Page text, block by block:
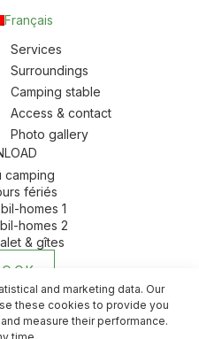
and marketing data. Our
these cookies to provide you
measure their performance.
Français
Services
Surroundings
Camping stable
Access & contact
Photo gallery
camping
fériés
homes 1
homes 2
& gîtes
Maisons dans la Prairie | All
forbidden | Realization :